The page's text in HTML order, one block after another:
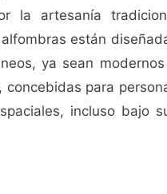
la artesanía
están
ya sean
para
incluso bajo